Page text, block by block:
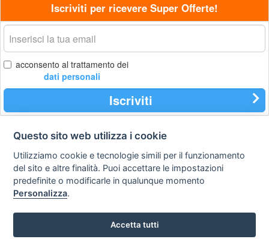
Iscriviti per ricevere Super Offerte!
La
tua
email
acconsento al trattamento dei
dati personali
Iscriviti
Contatti
Privacy
policy
legale
Preferenze cookie
STA Sunny Travel Agency
Questo sito web utilizza i cookie
Utilizziamo cookie e tecnologie simili per il funzionamento
del sito e altre finalità. Puoi accettare le impostazioni
predefinite o modificarle in qualunque momento
Personalizza.
Accetta tutti